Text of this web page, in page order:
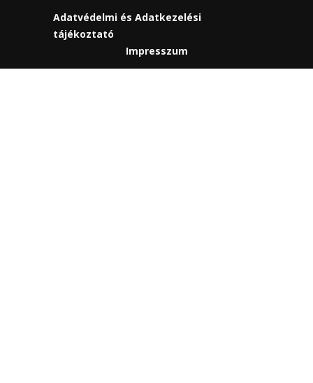
Adatvédelmi és Adatkezelési
tájékoztató
Impresszum